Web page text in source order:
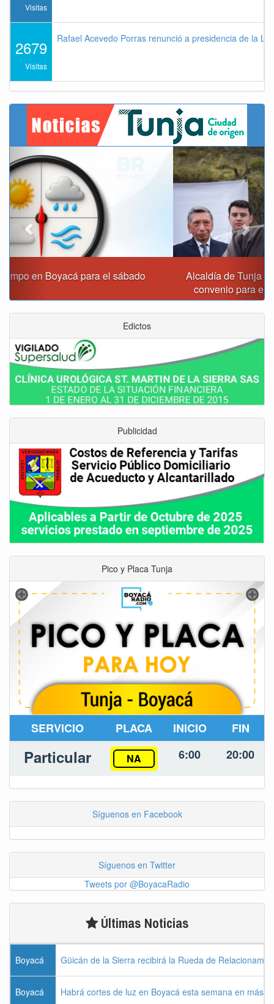
Visitas
2679
Visitas
Rafael Acevedo Porras renunció a presidencia de la
Alcaldía de Tunja y Gobernación de Boyacá firmaron
convenio para el mantenimiento de vía Moniquirá
Previous Next
Edictos
Publicidad
Pico y Placa Tunja
SERVICIO PLACA INICIO FIN
Particular NA 6:00 20:00
Síguenos en Facebook
Síguenos en Twitter
Tweets por @BoyacaRadio
Últimas Noticias
Boyacá Güicán de la Sierra recibirá la Rueda de
Boyacá Habrá cortes de luz en Boyacá esta semana en más